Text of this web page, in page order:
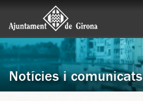
Notícies i comunicats